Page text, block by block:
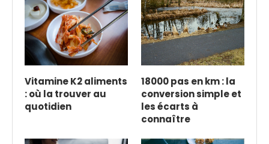
Vitamine K2 aliments
: où la trouver au
quotidien
18000 pas en km : la
conversion simple et
les écarts à
connaître